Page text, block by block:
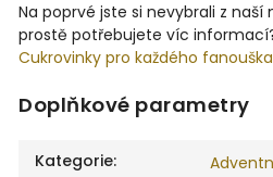
Na poprvé jste si nevybrali z naší
prostě potřebujete víc
Cukrovinky pro každého
Doplňkové parametry
Kategorie: